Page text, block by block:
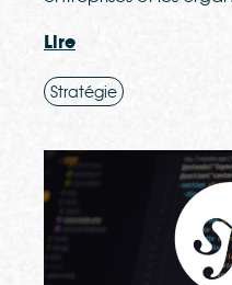
Lire
Stratégie